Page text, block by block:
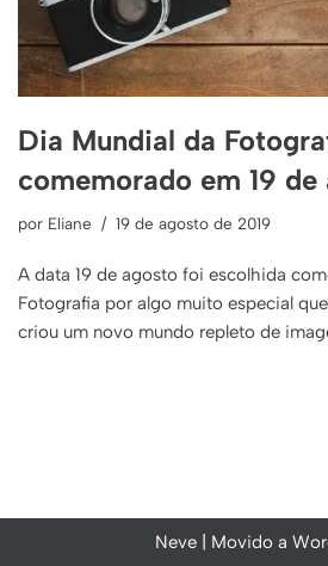
Dia Mundial da
comemorado em 19 de
por Eliane 19 de agosto de 2019
A data 19 de agosto foi escolhida
Fotografia por algo muito especial
criou um novo mundo repleto de
Neve| Movido a